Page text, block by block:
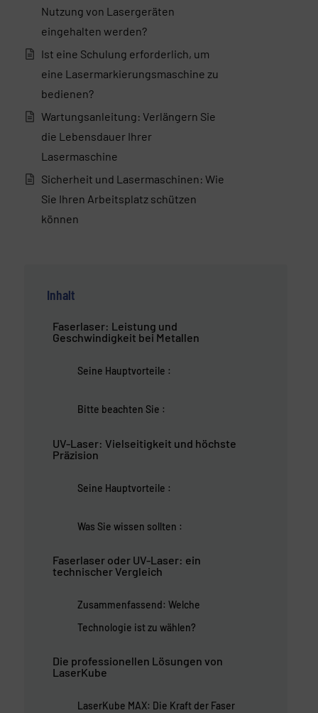
Nutzung von Lasergeräten
eingehalten werden?
Ist eine Schulung erforderlich, um
eine Lasermarkierungsmaschine zu
bedienen?
Wartungsanleitung: Verlängern Sie
die Lebensdauer Ihrer
Lasermaschine
Sicherheit und Lasermaschinen: Wie
Sie Ihren Arbeitsplatz schützen
können
Inhalt
Faserlaser: Leistung und
Geschwindigkeit bei Metallen
Seine Hauptvorteile :
Bitte beachten Sie :
UV-Laser: Vielseitigkeit und höchste
Präzision
Seine Hauptvorteile :
Was Sie wissen sollten :
Faserlaser oder UV-Laser: ein
technischer Vergleich
Zusammenfassend: Welche
Technologie ist zu wählen?
Die professionellen Lösungen von
LaserKube
LaserKube MAX: Die Kraft der Faser